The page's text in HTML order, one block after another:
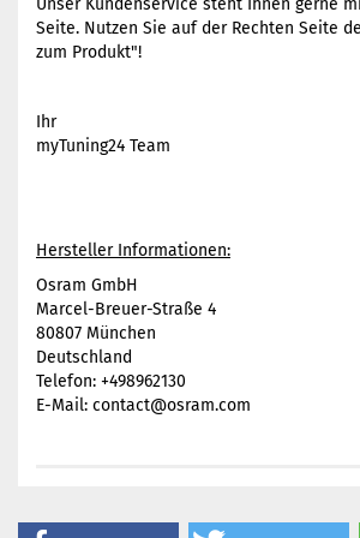
Unser Kundenservice steht Ihnen gerne
Seite. Nutzen Sie auf der Rechten Seite
zum Produkt"!
Ihr
myTuning24 Team
Hersteller Informationen:
Osram GmbH
Marcel-Breuer-Straße 4
80807 München
Deutschland
Telefon: +498962130
E-Mail: contact@osram.com